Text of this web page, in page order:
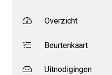
Overzicht
Beurtenkaart
Uitnodigingen